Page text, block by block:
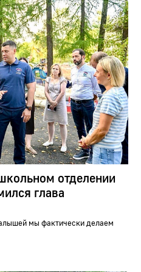
отделении
глава
мы фактически делаем